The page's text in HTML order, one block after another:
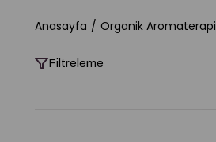
Anasayfa Organik Aromaterapi
Filtreleme